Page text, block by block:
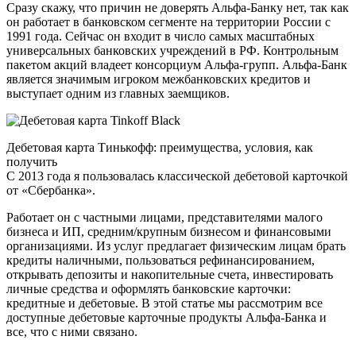
Сразу скажу, что причин не доверять Альфа-Банку нет, так как
он работает в банковском сегменте на территории России с
1991 года. Сейчас он входит в число самых масштабных
универсальных банковских учреждений в РФ. Контрольным
пакетом акций владеет консорциум Альфа-групп. Альфа-Банк
является значимым игроком межбанковских кредитов и
выступает одним из главных заемщиков.
Дебетовая карта Тинькофф: преимущества, условия, как
получить
С 2013 года я пользовалась классической дебетовой карточкой
от «Сбербанка».
Работает он с частными лицами, представителями малого
бизнеса и ИП, средним/крупным бизнесом и финансовыми
организациями. Из услуг предлагает физическим лицам брать
кредиты наличными, пользоваться рефинансированием,
открывать депозиты и накопительные счета, инвестировать
личные средства и оформлять банковские карточки:
кредитные и дебетовые. В этой статье мы рассмотрим все
доступные дебетовые карточные продукты Альфа-Банка и
все, что с ними связано.